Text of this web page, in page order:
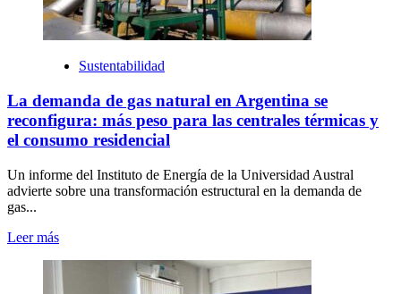
Sustentabilidad
La demanda de gas natural en Argentina se
reconfigura: más peso para las centrales térmicas y
el consumo residencial
Un informe del Instituto de Energía de la Universidad Austral
advierte sobre una transformación estructural en la demanda de
gas...
Leer más